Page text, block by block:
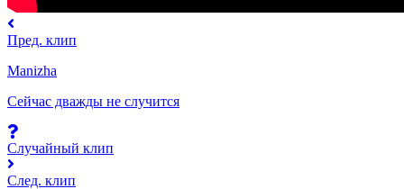
Пред. клип
Manizha
Сейчас дважды не случится
Случайный клип
След. клип